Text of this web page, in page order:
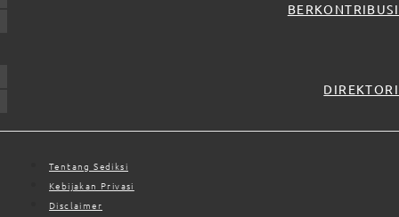
BERKONTRIBUSI
DIREKTORI
Tentang Sediksi
Kebijakan Privasi
Disclaimer